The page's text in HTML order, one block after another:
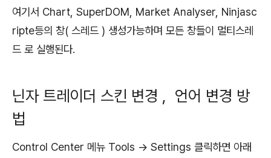
여기서 Chart, SuperDOM, Market Analyser, Ninjasc
ripte등의 창( 스레드 ) 생성가능하며 모든 창들이 멀티스레
드 로 실행된다.
닌자 트레이더 스킨 변경 , 언어 변경 방
법
Control Center 메뉴 Tools -> Settings 클릭하면 아래